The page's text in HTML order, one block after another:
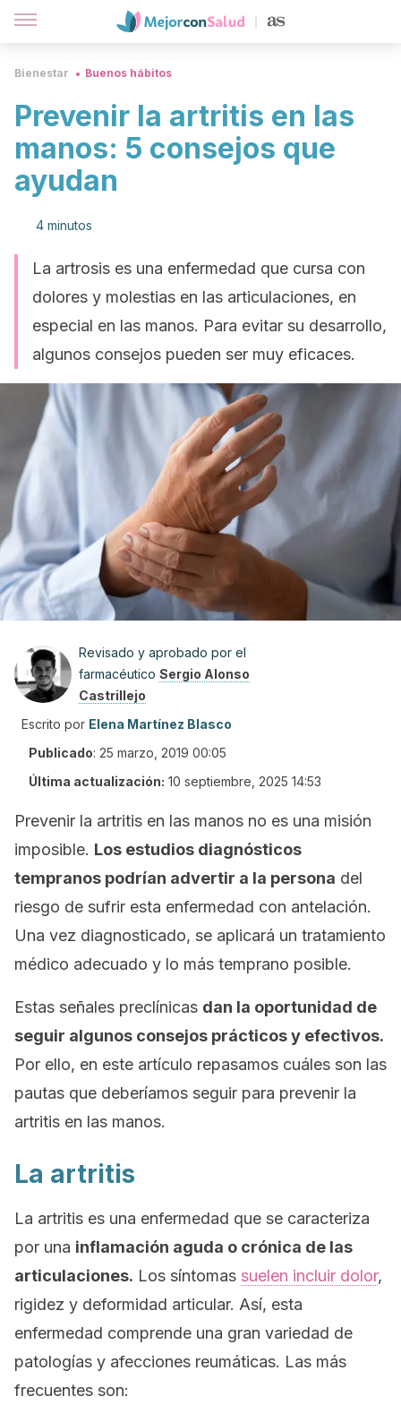
Bienestar Buenos hábitos
Prevenir la artritis en las
manos: 5 consejos que
ayudan
4 minutos
La artrosis es una enfermedad que cursa con
dolores y molestias en las articulaciones, en
especial en las manos. Para evitar su desarrollo,
algunos consejos pueden ser muy eficaces.
Revisado y aprobado por el
farmacéutico Sergio Alonso
Castrillejo
Escrito por Elena Martínez Blasco
Publicado: 25 marzo, 2019 00:05
Última actualización: 10 septiembre, 2025 14:53
Prevenir la artritis en las manos no es una misión
imposible. Los estudios diagnósticos
tempranos podrían advertir a la persona del
riesgo de sufrir esta enfermedad con antelación.
Una vez diagnosticado, se aplicará un tratamiento
médico adecuado y lo más temprano posible.
Estas señales preclínicas dan la oportunidad de
seguir algunos consejos prácticos y efectivos.
Por ello, en este artículo repasamos cuáles son las
pautas que deberíamos seguir para prevenir la
artritis en las manos.
La artritis
La artritis es una enfermedad que se caracteriza
por una inflamación aguda o crónica de las
articulaciones. Los síntomas suelen incluir dolor,
rigidez y deformidad articular. Así, esta
enfermedad comprende una gran variedad de
patologías y afecciones reumáticas. Las más
frecuentes son: